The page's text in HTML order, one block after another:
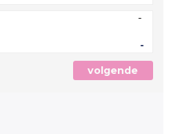
-
-
volgende